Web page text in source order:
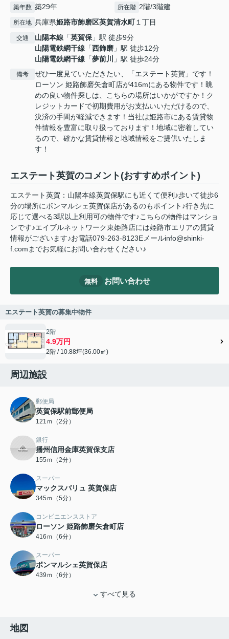
築年数 築29年 所在階 2階/3階建
所在地 兵庫県姫路市飾磨区英賀清水町１丁目
交通 山陽本線 「英賀保」駅 徒歩9分
山陽電鉄網干線 「西飾磨 」駅 徒歩12分
山陽電鉄網干線 「夢前川 」駅 徒歩24分
備考
ぜひ一度見ていただきたい、「エステート英賀」です！
ローソン 姫路飾磨矢倉町店が416mにある物件です！眺
めの良い物件探しは、こちらの場所はいかがですか！ク
レジットカードで初期費用がお支払いいただけるので、
決済の手間が軽減できます！当社は姫路市にある賃貸物
件情報を豊富に取り扱っております！地域に密着してい
るので、確かな賃貸情報と地域情報をご提供いたしま
す！
エステート英賀のコメント(おすすめポイント)
エステート英賀：山陽本線英賀保駅にも近くて便利♪歩いて徒歩6
分の場所にボンマルシェ英賀保店があるのもポイント♪行き先に
応じて選べる3駅以上利用可の物件です♪こちらの物件はマンショ
ンです♪エイブルネットワーク東姫路店には姫路市エリアの賃貸
情報がございます♪お電話079-263-8123Eメールinfo@shinki-
f.comまでお気軽にお問い合わせください♪
無料 お問い合わせ
エステート英賀の募集中物件
2階
4.9万円
2階 / 10.88坪(36.00㎡)
周辺施設
郵便局
英賀保駅前郵便局
121ｍ（2分）
銀行
播州信用金庫英賀保支店
155ｍ（2分）
スーパー
マックスバリュ 英賀保店
345ｍ（5分）
コンビニエンスストア
ローソン 姫路飾磨矢倉町店
416ｍ（6分）
スーパー
ボンマルシェ英賀保店
439ｍ（6分）
すべて見る
地図